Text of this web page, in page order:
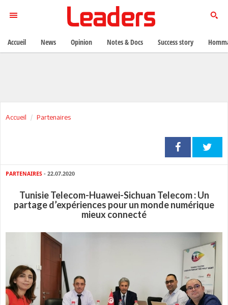
Accueil Partenaires
PARTENAIRES - 22.07.2020
Tunisie Telecom-Huawei-Sichuan Telecom : Un
partage d’expériences pour un monde numérique
mieux connecté
Accueil News Opinion Notes & Docs Success story